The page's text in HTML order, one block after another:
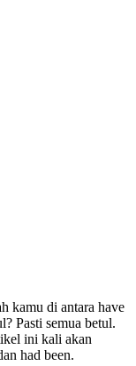
kamu di antara have
Pasti semua betul.
ini kali akan
had been.